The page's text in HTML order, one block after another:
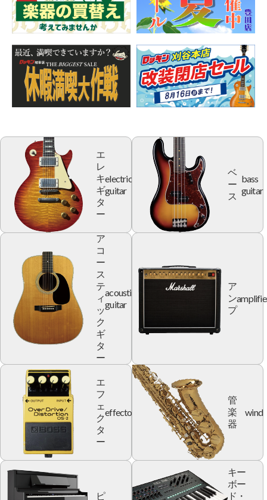
エ
レ
キ
ギ
タ
ー
electric
guitar
ベ
ー
ス
bass
guitar
ア
コ
ー
ス
テ
ィ
ッ
ク
ギ
タ
ー
acoustic
guitar
ア
ン
プ
エ
フ
ェ
ク
タ
ー
effector
管
楽
器
wind
ピ
キー
ボー
ド・